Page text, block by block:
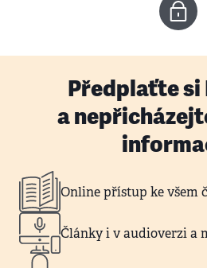
Předplaťte si
a
Online přístup ke všem
Články i v audioverzi a